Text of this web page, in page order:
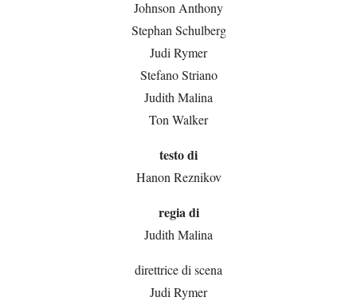
Johnson Anthony
Stephan Schulberg
Judi Rymer
Stefano Striano
Judith Malina
Ton Walker
testo di
Hanon Reznikov
regia di
Judith Malina
direttrice di scena
Judi Rymer